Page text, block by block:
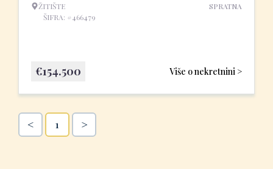
ŽITIŠTE
ŠIFRA: #466479
SPRATNA
Više o nekretnini >
€154.500
< 1 >